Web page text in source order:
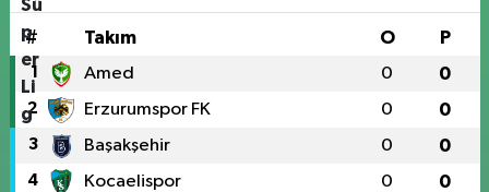
# Takım O P
1 Amed 0 0
2 Erzurumspor FK 0 0
3 Başakşehir 0 0
4 Kocaelispor 0 0